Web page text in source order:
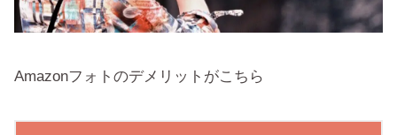
Amazonフォトのデメリットがこちら